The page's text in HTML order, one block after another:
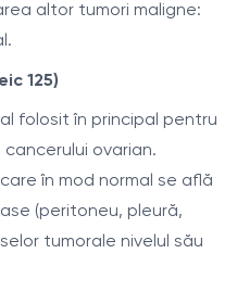
altor tumori maligne:
125)
folosit în principal pentru
ovarian.
în mod normal se află
(peritoneu, pleură,
tumorale nivelul său